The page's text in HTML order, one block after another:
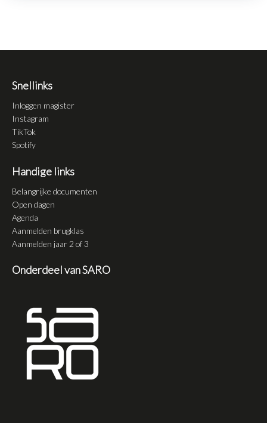
Snellinks
Inloggen magister
Instagram
TikTok
Spotify
Handige links
Belangrijke documenten
Open dagen
Agenda
Aanmelden brugklas
Aanmelden jaar 2 of 3
Onderdeel van SARO